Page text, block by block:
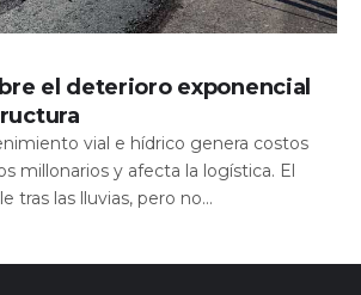
el deterioro exponencial
vial e hídrico genera costos
millonarios y afecta la logística. El
tras las lluvias, pero no...